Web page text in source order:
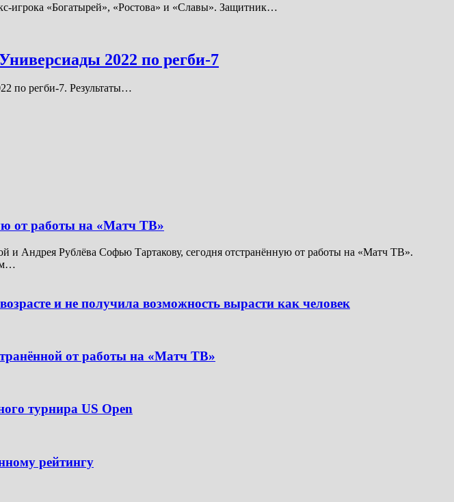
игрока «Богатырей», «Ростова» и «Славы». Защитник…
2022 по регби-7
по регби-7. Результаты…
от работы на «Матч ТВ»
и Андрея Рублёва Софью Тартакову, сегодня отстранённую от работы на «Матч ТВ».
и не получила возможность вырасти как человек
от работы на «Матч ТВ»
турнира US Open
рейтингу